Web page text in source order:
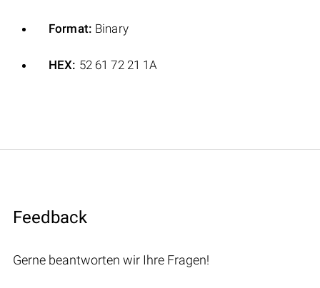
Format: Binary
HEX: 52 61 72 21 1A
Feedback
Gerne beantworten wir Ihre Fragen!